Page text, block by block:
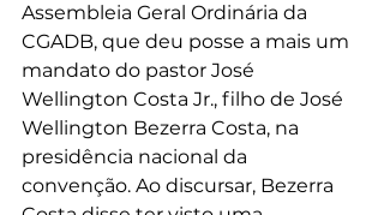
Assembleia Geral Ordinária da
CGADB, que deu posse a mais um
mandato do pastor José
Wellington Costa Jr., filho de José
Wellington Bezerra Costa, na
presidência nacional da
convenção. Ao discursar, Bezerra